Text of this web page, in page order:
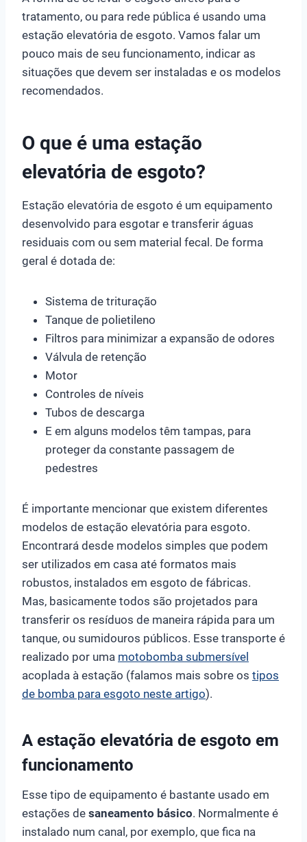
tratamento, ou para rede pública é usando uma
estação elevatória de esgoto. Vamos falar um
pouco mais de seu funcionamento, indicar as
situações que devem ser instaladas e os modelos
recomendados.
O que é uma estação
elevatória de esgoto?
Estação elevatória de esgoto é um equipamento
desenvolvido para esgotar e transferir águas
residuais com ou sem material fecal. De forma
geral é dotada de:
Sistema de trituração
Tanque de polietileno
Filtros para minimizar a expansão de odores
Válvula de retenção
Motor
Controles de níveis
Tubos de descarga
E em alguns modelos têm tampas, para
proteger da constante passagem de
pedestres
É importante mencionar que existem diferentes
modelos de estação elevatória para esgoto.
Encontrará desde modelos simples que podem
ser utilizados em casa até formatos mais
robustos, instalados em esgoto de fábricas.
Mas, basicamente todos são projetados para
transferir os resíduos de maneira rápida para um
tanque, ou sumidouros públicos. Esse transporte é
realizado por uma motobomba submersível
acoplada à estação (falamos mais sobre os tipos
de bomba para esgoto neste artigo).
A estação elevatória de esgoto em
funcionamento
Esse tipo de equipamento é bastante usado em
estações de saneamento básico. Normalmente é
instalado num canal, por exemplo, que fica na